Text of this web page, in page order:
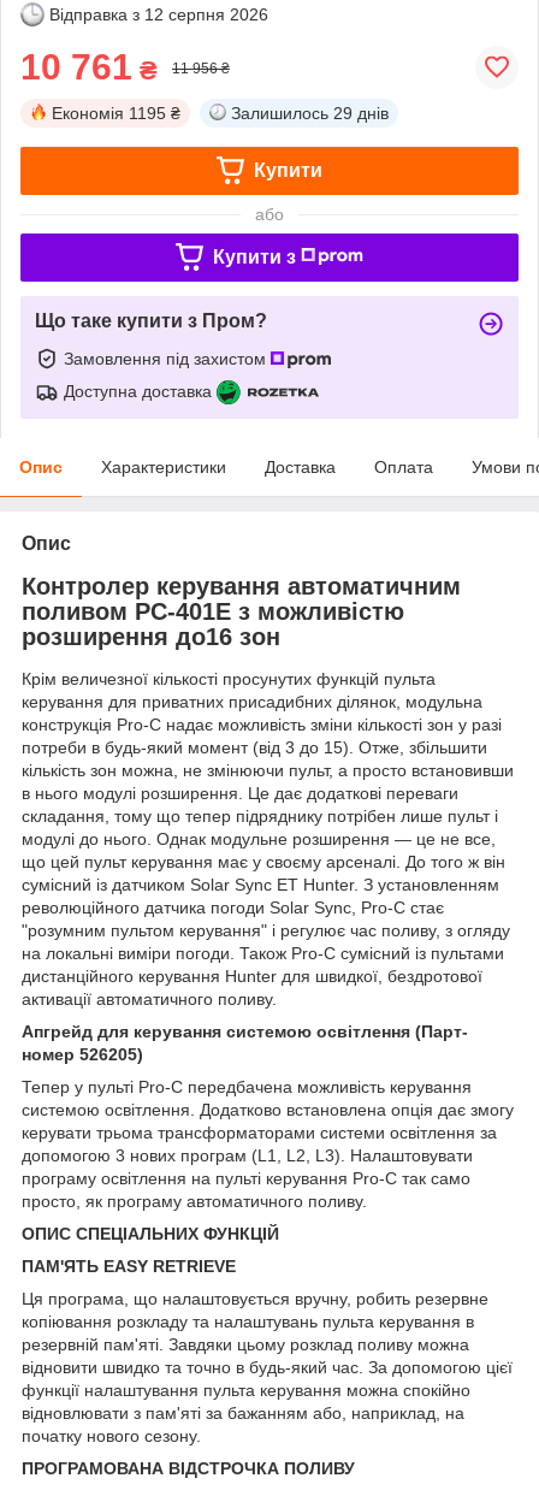
Відправка з 12 серпня 2026
10 761 ₴ 11 956 ₴
Економія 1195 ₴ Залишилось 29 днів
Купити
або
Купити з
Що таке купити з Пром?
Замовлення під захистом
Доступна доставка
Опис Характеристики Доставка Оплата Умови
Опис
Контролер керування автоматичним
поливом PC-401Е з можливістю
розширення до16 зон
Крім величезної кількості просунутих функцій пульта
керування для приватних присадибних ділянок, модульна
конструкція Pro-C надає можливість зміни кількості зон у разі
потреби в будь-який момент (від 3 до 15). Отже, збільшити
кількість зон можна, не змінюючи пульт, а просто встановивши
в нього модулі розширення. Це дає додаткові переваги
складання, тому що тепер підряднику потрібен лише пульт і
модулі до нього. Однак модульне розширення — це не все,
що цей пульт керування має у своєму арсеналі. До того ж він
сумісний із датчиком Solar Sync ET Hunter. З установленням
революційного датчика погоди Solar Sync, Pro-C стає
"розумним пультом керування" і регулює час поливу, з огляду
на локальні виміри погоди. Також Pro-C сумісний із пультами
дистанційного керування Hunter для швидкої, бездротової
активації автоматичного поливу.
Апгрейд для керування системою освітлення (Парт-
номер 526205)
Тепер у пульті Pro-C передбачена можливість керування
системою освітлення. Додатково встановлена опція дає змогу
керувати трьома трансформаторами системи освітлення за
допомогою 3 нових програм (L1, L2, L3). Налаштовувати
програму освітлення на пульті керування Pro-C так само
просто, як програму автоматичного поливу.
ОПИС СПЕЦІАЛЬНИХ ФУНКЦІЙ
ПАМ'ЯТЬ EASY RETRIEVE
Ця програма, що налаштовується вручну, робить резервне
копіювання розкладу та налаштувань пульта керування в
резервній пам'яті. Завдяки цьому розклад поливу можна
відновити швидко та точно в будь-який час. За допомогою цієї
функції налаштування пульта керування можна спокійно
відновлювати з пам'яті за бажанням або, наприклад, на
початку нового сезону.
ПРОГРАМОВАНА ВІДСТРОЧКА ПОЛИВУ